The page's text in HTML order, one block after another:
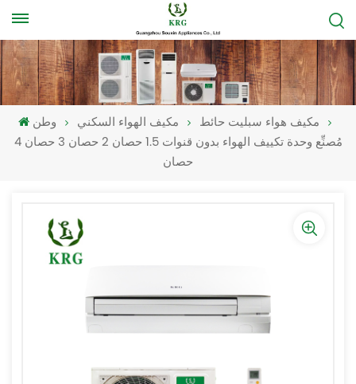
وطن مكيف الهواء السكني
مكيف هواء سبليت حائط
مُصنِّع وحدة تكييف الهواء بدون قنوات 1.5 حصان 2 حصان 3 حصان 4
حصان